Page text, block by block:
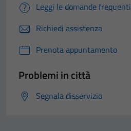
Leggi le domande frequenti
Richiedi assistenza
Prenota appuntamento
Problemi in città
Segnala disservizio